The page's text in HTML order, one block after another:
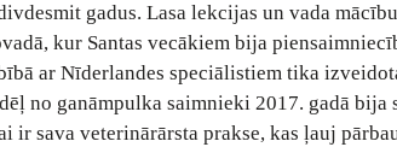
gadus. Lasa lekcijas un vada
kur Santas vecākiem bija
ar Nīderlandes speciālistiem tika
no ganāmpulka saimnieki 2017. gadā
ir sava veterinārārsta prakse, kas ļauj